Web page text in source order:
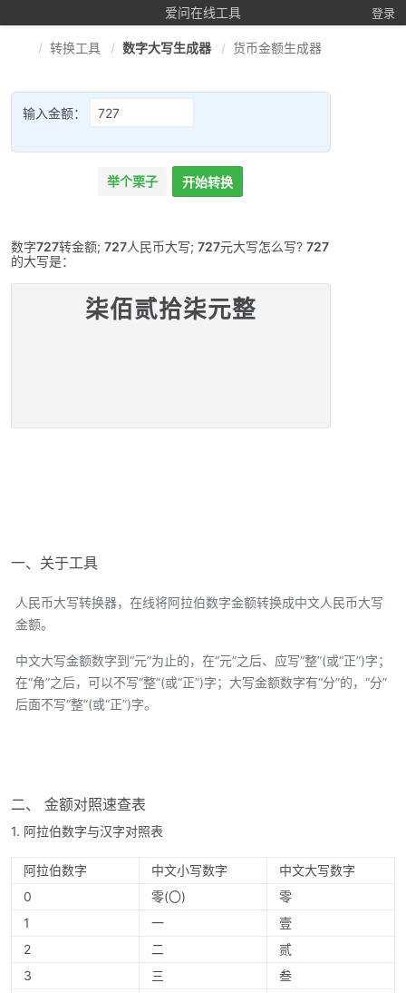
爱问在线工具 登录
转换工具 数字大写生成器 货币金额生成器
输入金额：
举个栗子 开始转换
数字727转金额; 727人民币大写; 727元大写怎么写? 727
的大写是：
柒佰贰拾柒元整
一、关于工具
人民币大写转换器，在线将阿拉伯数字金额转换成中文人民币大写
金额。
中文大写金额数字到“元”为止的，在“元”之后、应写“整”(或“正”)字；
在“角”之后，可以不写“整”(或“正”)字；大写金额数字有“分”的，“分”
后面不写“整”(或“正”)字。
二、 金额对照速查表
1. 阿拉伯数字与汉字对照表
阿拉伯数字 中文小写数字
中文大写数字
0
零(〇)
零
1
一
壹
2
二
贰
3
三
叁